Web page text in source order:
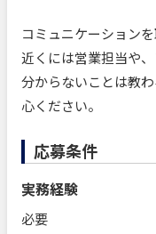
コミュニケーション
近くには営業担当や、
分からないことは教
心ください。
応募条件
実務経験
必要